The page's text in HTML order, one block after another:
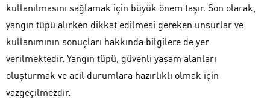
kullanılmasını sağlamak için büyük önem taşır. Son olarak,
yangın tüpü alırken dikkat edilmesi gereken unsurlar ve
kullanımının sonuçları hakkında bilgilere de yer
verilmektedir. Yangın tüpü, güvenli yaşam alanları
oluşturmak ve acil durumlara hazırlıklı olmak için
vazgeçilmezdir.